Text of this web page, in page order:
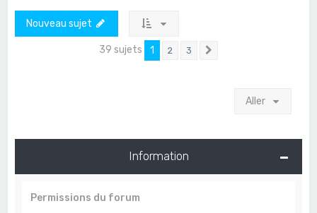
Nouveau sujet
39 sujets 1 2 3
Aller
Information
Permissions du forum